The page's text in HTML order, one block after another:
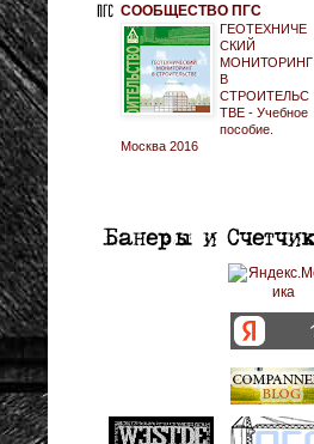
СООБЩЕСТВО ПГС
ГЕОТЕХНИЧЕ
СКИЙ
МОНИТОРИНГ
В
СТРОИТЕЛЬС
ТВЕ - Учебное
пособие.
Москва 2016